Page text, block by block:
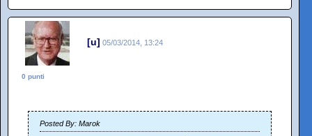
[u] 05/03/2014, 13:24
0 punti
Posted By: Marok